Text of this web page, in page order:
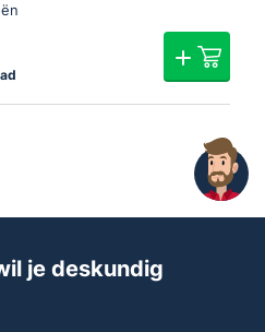
je deskundig